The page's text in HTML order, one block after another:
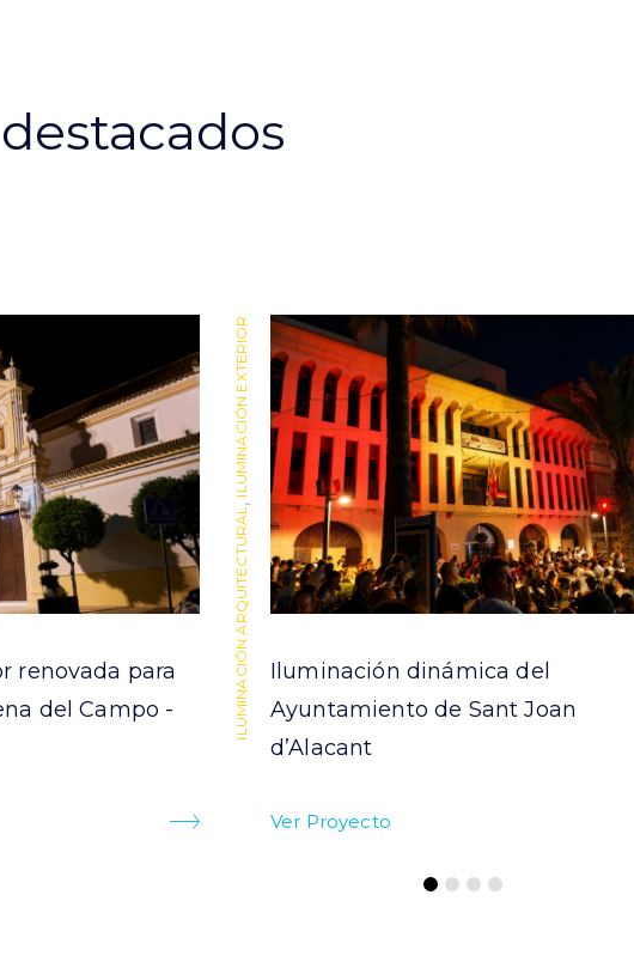
renovada para
del Campo -
ILUMINACIÓN ARQUITECTURAL
,
ILUMINACIÓN EXTERIOR
Iluminación dinámica del
Ayuntamiento de Sant Joan
d’Alacant
Ver Proyecto